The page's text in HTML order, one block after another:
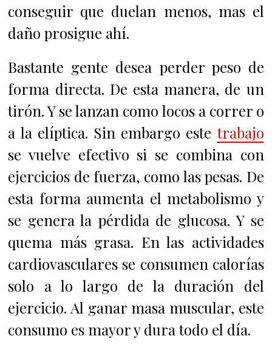
conseguir que duelan menos, mas el
daño prosigue ahí.
Bastante gente desea perder peso de
forma directa. De esta manera, de un
tirón. Y se lanzan como locos a correr o
a la elíptica. Sin embargo estetrabajo
se vuelve efectivo si se combina con
ejercicios de fuerza, como las pesas. De
esta forma aumenta el metabolismo y
se genera la pérdida de glucosa. Y se
quema más grasa. En las actividades
cardiovasculares se consumen calorías
solo a lo largo de la duración del
ejercicio. Al ganar masa muscular, este
consumo es mayor y dura todo el día.